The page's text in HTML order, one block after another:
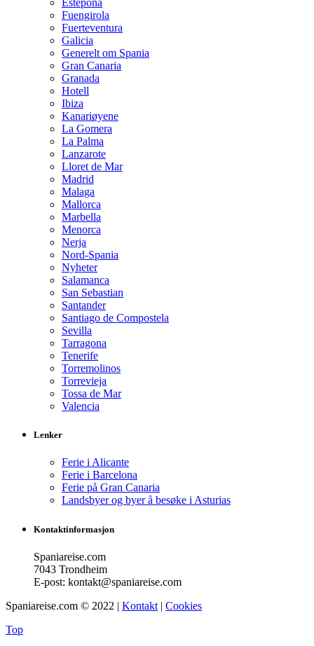
Estepona
Fuengirola
Fuerteventura
Galicia
Generelt om Spania
Gran Canaria
Granada
Hotell
Ibiza
Kanariøyene
La Gomera
La Palma
Lanzarote
Lloret de Mar
Madrid
Malaga
Mallorca
Marbella
Menorca
Nerja
Nord-Spania
Nyheter
Salamanca
San Sebastian
Santander
Santiago de Compostela
Sevilla
Tarragona
Tenerife
Torremolinos
Torrevieja
Tossa de Mar
Valencia
Lenker
Ferie i Alicante
Ferie i Barcelona
Ferie på Gran Canaria
Landsbyer og byer å besøke i Asturias
Kontaktinformasjon
Spaniareise.com
7043 Trondheim
E-post: kontakt@spaniareise.com
Spaniareise.com © 2022 | Kontakt | Cookies
Top